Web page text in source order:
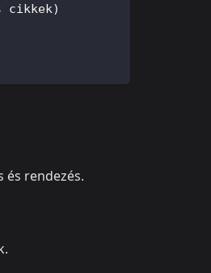
cikkek)
és rendezés.